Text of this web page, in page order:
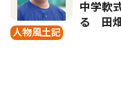
人物風土記
中学軟
る 田